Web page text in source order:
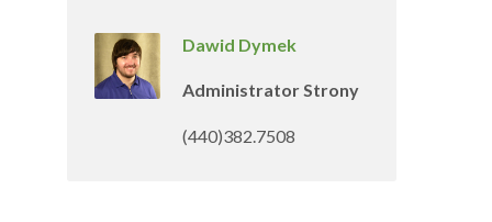
Dawid Dymek
Administrator Strony
(440)382.7508